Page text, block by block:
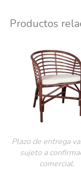
Productos
Plazo de entrega
sujeto a
comercial.